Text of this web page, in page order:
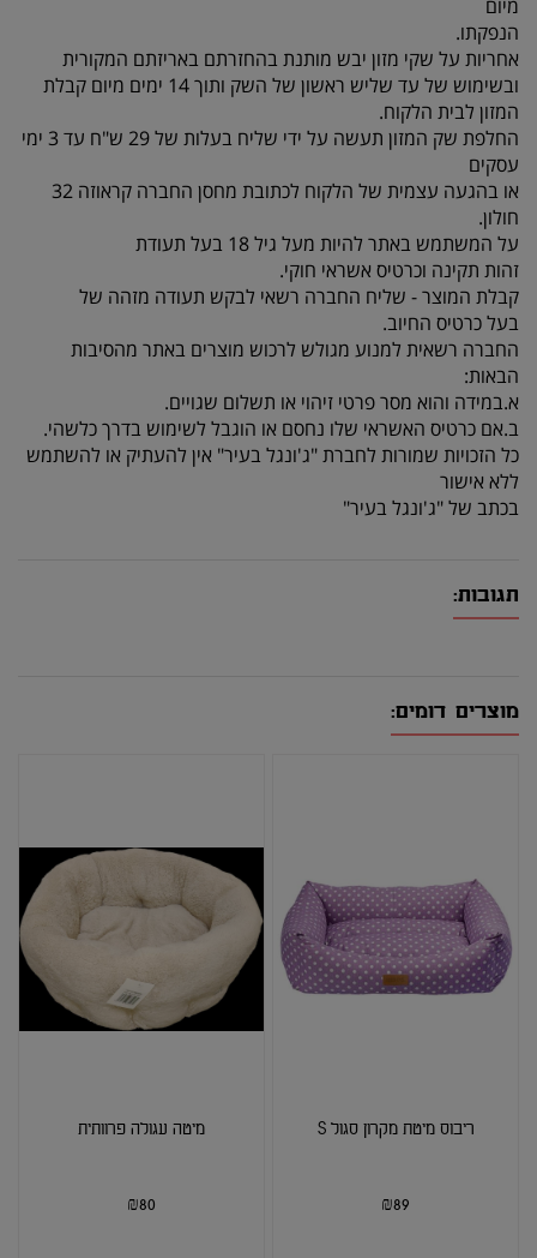
מיום
הנפקתו.
אחריות על שקי מזון יבש מותנת בהחזרתם באריזתם המקורית
ובשימוש של עד שליש ראשון של השק ותוך 14 ימים מיום קבלת
המזון לבית הלקוח.
החלפת שק המזון תעשה על ידי שליח בעלות של 29 ש"ח עד 3 ימי
עסקים
או בהגעה עצמית של הלקוח לכתובת מחסן החברה קראוזה 32
חולון.
על המשתמש באתר להיות מעל גיל 18 בעל תעודת
זהות תקינה וכרטיס אשראי חוקי.
קבלת המוצר - שליח החברה רשאי לבקש תעודה מזהה של
בעל כרטיס החיוב.
החברה רשאית למנוע מגולש לרכוש מוצרים באתר מהסיבות
הבאות:
א.במידה והוא מסר פרטי זיהוי או תשלום שגויים.
ב.אם כרטיס האשראי שלו נחסם או הוגבל לשימוש בדרך כלשהי.
כל הזכויות שמורות לחברת "ג'ונגל בעיר" אין להעתיק או להשתמש
ללא אישור
בכתב של "ג'ונגל בעיר"
תגובות:
מוצרים דומים:
ריבוס מיטת מקרון סגול S
₪89
מיטה עגולה פרוותית
₪80